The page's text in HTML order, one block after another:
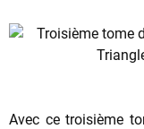
Avec ce troisième